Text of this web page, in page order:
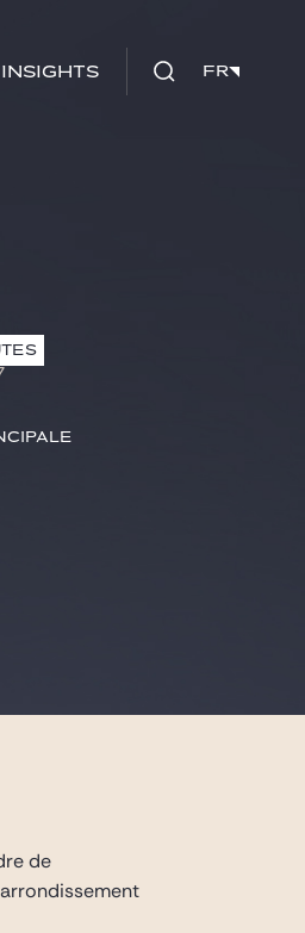
insights FR
FR
de